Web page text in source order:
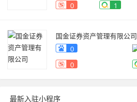
0
1
国金证券资产管理有限公司
0
0
最新入驻小程序